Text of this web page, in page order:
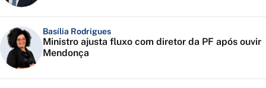
Basília Rodrigues
Ministro ajusta fluxo com diretor da PF após ouvir
Mendonça